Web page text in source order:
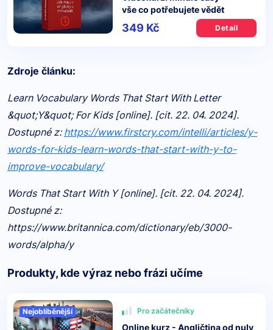
vše co potřebujete vědět
349 Kč Detail
Zdroje článku:
Learn Vocabulary Words That Start With Letter
&quot;Y&quot; For Kids [online]. [cit. 22. 04. 2024].
Dostupné z: https://www.firstcry.com/intelli/articles/y-
words-for-kids-learn-words-that-start-with-y-to-
improve-vocabulary/
Words That Start With Y [online]. [cit. 22. 04. 2024].
Dostupné z:
https://www.britannica.com/dictionary/eb/3000-
words/alpha/y
Produkty, kde výraz nebo frázi učíme
Nejoblíběnější Pro začátečníky
Online kurz - Angličtina od nuly